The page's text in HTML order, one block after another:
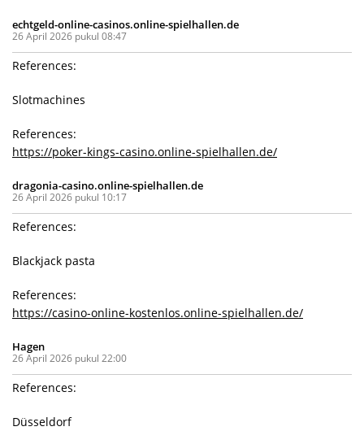
echtgeld-online-casinos.online-spielhallen.de
26 April 2026 pukul 08:47
References:
Slotmachines
References:
https://poker-kings-casino.online-spielhallen.de/
dragonia-casino.online-spielhallen.de
26 April 2026 pukul 10:17
References:
Blackjack pasta
References:
https://casino-online-kostenlos.online-spielhallen.de/
Hagen
26 April 2026 pukul 22:00
References:
Düsseldorf